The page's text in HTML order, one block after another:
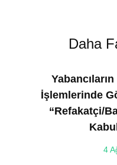
Daha
İşlemlerinde
“Refakatçi/
4